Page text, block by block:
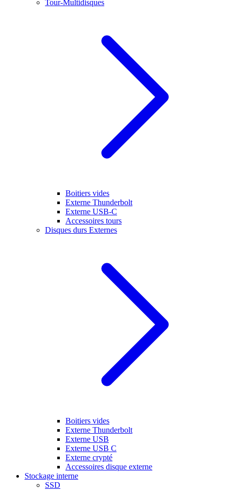
Tour-Multidisques
Boitiers vides
Externe Thunderbolt
Externe USB-C
Accessoires tours
Disques durs Externes
Boitiers vides
Externe Thunderbolt
Externe USB
Externe USB C
Externe crypté
Accessoires disque externe
Stockage interne
SSD